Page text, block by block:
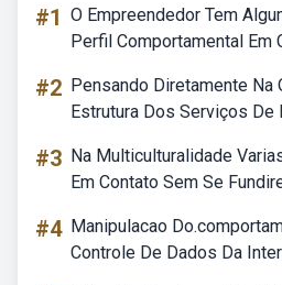
#1 O Empreendedor Tem
Perfil Comportamental Em
#2 Pensando Diretamente Na
Estrutura Dos Serviços De
#3 Na Multiculturalidade
Em Contato Sem Se
#4 Manipulacao
Controle De Dados Da